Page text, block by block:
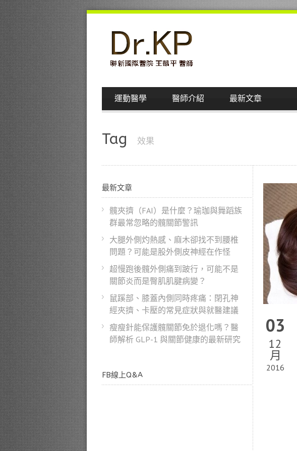
運動醫學 醫師介紹 最新文章
Tag 效果
03
12
月
2016
最新文章
髖夾擠（FAI）是什麼？瑜珈與舞蹈族
群最常忽略的髖關節警訊
大腿外側灼熱感、麻木卻找不到腰椎
問題？可能是股外側皮神經在作怪
超慢跑後髖外側痛到跛行，可能不是
關節炎而是臀肌肌腱病變？
鼠蹊部、膝蓋內側同時疼痛：閉孔神
經夾擠、卡壓的常見症狀與就醫建議
瘦瘦針能保護髖關節免於退化嗎？醫
師解析 GLP-1 與關節健康的最新研究
FB線上Q&A